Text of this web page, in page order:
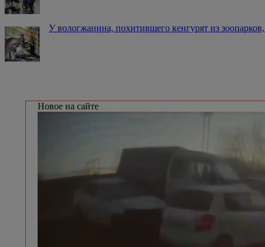
У вологжанина, похитившего кенгурят из
Новое на сайте